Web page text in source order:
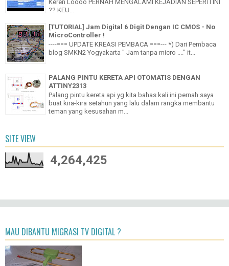
LAUNDRY YUK !! www.kasirlaundry.com Kini Versi 4 Lebih
Keren Loooo PERNAH MENGALAMI KEJADIAN SEPERTI INI
[TUTORIAL] Jam Digital 6 Digit Dengan IC CMOS - No
MicroController !
----=== UPDATE KREASI PEMBACA ===--- *) Dari Pembaca
PALANG PINTU KERETA API OTOMATIS DENGAN
ATTINY2313
Palang pintu kereta api yg kita bahas kali ini pernah saya
buat kira-kira setahun yang lalu dalam rangka membantu
SITE VIEW
4,264,425
MAU DIBANTU MIGRASI TV DIGITAL ?